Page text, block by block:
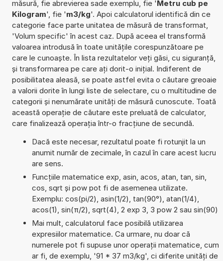
măsură, fie abrevierea sade exemplu, fie 'Metru cub pe
Kilogram', fie 'm3/kg'. Apoi calculatorul identifică din ce
categorie face parte unitatea de măsură de transformat,
'Volum specific' în acest caz. După aceea el transformă
valoarea introdusă în toate unitățile corespunzătoare pe
care le cunoaște. În lista rezultatelor veți găsi, cu siguranță,
și transformarea pe care ați dorit-o inițial. Indiferent de
posibilitatea aleasă, se poate astfel evita o căutare greoaie
a valorii dorite în lungi liste de selectare, cu o multitudine de
categorii și nenumărate unități de măsură cunoscute. Toată
această operație de căutare este preluată de calculator,
care finalizează operația într-o fracțiune de secundă.
Dacă este necesar, rezultatul poate fi rotunjit la un
anumit număr de zecimale, în cazul în care acest lucru
are sens.
Funcțiile matematice exp, asin, acos, atan, tan, sin,
cos, sqrt și pow pot fi de asemenea utilizate.
Exemplu: cos(pi/2), asin(1/2), tan(90°), atan(1/4),
acos(1), sin(π/2), sqrt(4), 2 exp 3, 3 pow 2 sau sin(90)
Mai mult, calculatorul face posibilă utilizarea
expresiilor matematice. Ca urmare, nu doar că
numerele pot fi supuse unor operații matematice, cum
ar fi, de exemplu, '91 * 37 m3/kg', ci diferite unități de